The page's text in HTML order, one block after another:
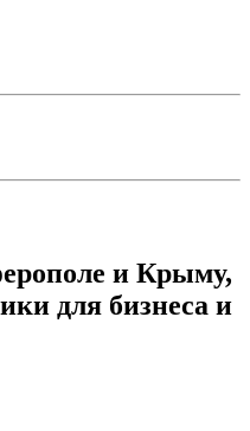
и Крыму,
для бизнеса и